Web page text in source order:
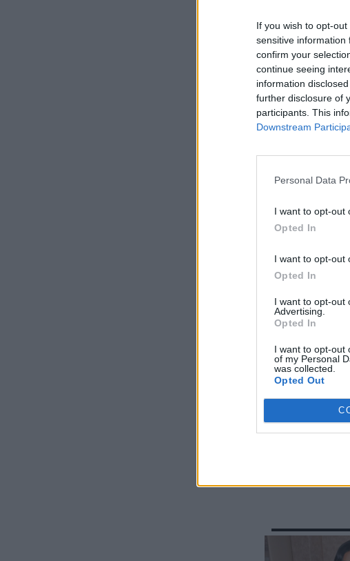
If you wish to opt-
sensitive information
confirm your
continue seeing
information
further disclosure of
participants. This
Downstream
Personal Data
I want to opt-out
Opted In
I want to opt-out
Opted In
I want to opt-out
Advertising.
Opted In
I want to opt-out
of my Personal
was collected.
Opted Out
Πριν
σπυράκι
διάβασε
Επιτέλους
κορονοϊό